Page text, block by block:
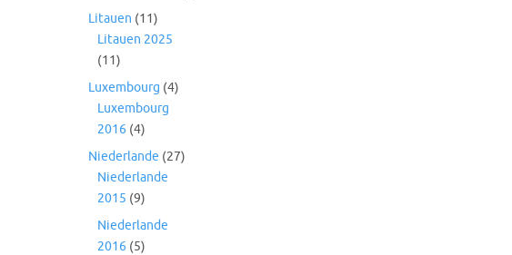
Litauen (11)
Litauen 2025
(11)
Luxembourg (4)
Luxembourg
2016 (4)
Niederlande (27)
Niederlande
2015 (9)
Niederlande
2016 (5)